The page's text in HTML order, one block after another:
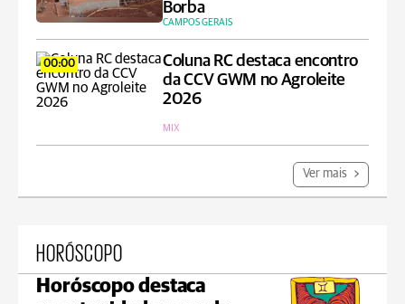
Borba
CAMPOS GERAIS
00:00
Coluna RC destaca encontro
da CCV GWM no Agroleite
2026
MIX
Ver mais
HORÓSCOPO
Horóscopo destaca